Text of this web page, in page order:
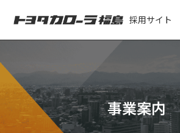
採用サイト
事業案内